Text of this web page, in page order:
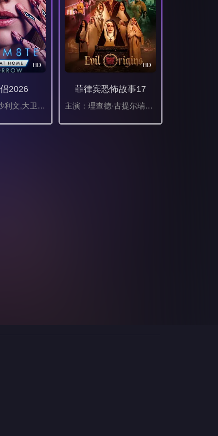
HD
2026
主演：莉莉·沙利文,大卫·里达尔,克劳迪娅·杜米特,阿尔蒂·佛鲁山,伊利亚·库克,马拉·胡夫,西德尼·布莱克波恩,伊莎贝尔·邦弗雷,艾玛·拉莫斯,奥利弗·库珀,尼古拉斯·拉尼,汉娜·玛玛丽斯,加里·赫泽勒,乔丹妮·琼斯,安德鲁·艾斯科夫
HD
菲律宾恐怖故事17
主演：理查德·古提尔瑞兹,Janice de Belen,伊万娜·阿拉维,卡拉·阿贝拉娜,Manilyn Reynes,罗伊莎·安达里奥,弗朗辛·迪亚兹,赛斯·费丁,Fyang Smith,JM Ibarra,Dustin Yu,伊萨贝尔·奥尔特加,Ashley Ortega,阿拉·米娜,Arlene Muhlach,卡琳娜·包蒂斯塔,Matt Lozano,Althea Ablan,伊莱贾·阿莱霍,Maika Rivera,莎拉·爱德华兹,Raven Rigor,Dylan Yturralde